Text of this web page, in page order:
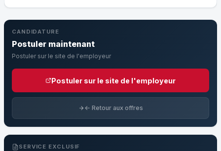
CANDIDATURE
Postuler maintenant
Postuler sur le site de l'employeur
Postuler sur le site de l'employeur
← Retour aux offres
SERVICE EXCLUSIF